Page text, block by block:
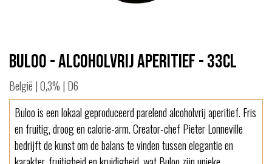
Buloo - alcoholvrij aperitief - 33cl
België | 0,3% | D6
Buloo is een lokaal geproduceerd parelend alcoholvrij aperitief. Fris
en fruitig, droog en calorie-arm. Creator-chef Pieter Lonneville
bedrijft de kunst om de balans te vinden tussen elegantie en